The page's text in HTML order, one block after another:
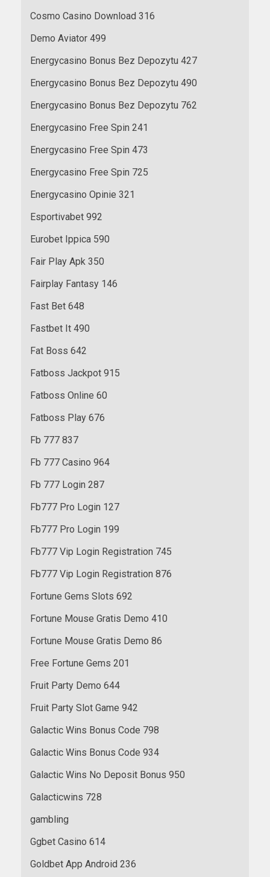
Cosmo Casino Download 316
Demo Aviator 499
Energycasino Bonus Bez Depozytu 427
Energycasino Bonus Bez Depozytu 490
Energycasino Bonus Bez Depozytu 762
Energycasino Free Spin 241
Energycasino Free Spin 473
Energycasino Free Spin 725
Energycasino Opinie 321
Esportivabet 992
Eurobet Ippica 590
Fair Play Apk 350
Fairplay Fantasy 146
Fast Bet 648
Fastbet It 490
Fat Boss 642
Fatboss Jackpot 915
Fatboss Online 60
Fatboss Play 676
Fb 777 837
Fb 777 Casino 964
Fb 777 Login 287
Fb777 Pro Login 127
Fb777 Pro Login 199
Fb777 Vip Login Registration 745
Fb777 Vip Login Registration 876
Fortune Gems Slots 692
Fortune Mouse Gratis Demo 410
Fortune Mouse Gratis Demo 86
Free Fortune Gems 201
Fruit Party Demo 644
Fruit Party Slot Game 942
Galactic Wins Bonus Code 798
Galactic Wins Bonus Code 934
Galactic Wins No Deposit Bonus 950
Galacticwins 728
gambling
Ggbet Casino 614
Goldbet App Android 236